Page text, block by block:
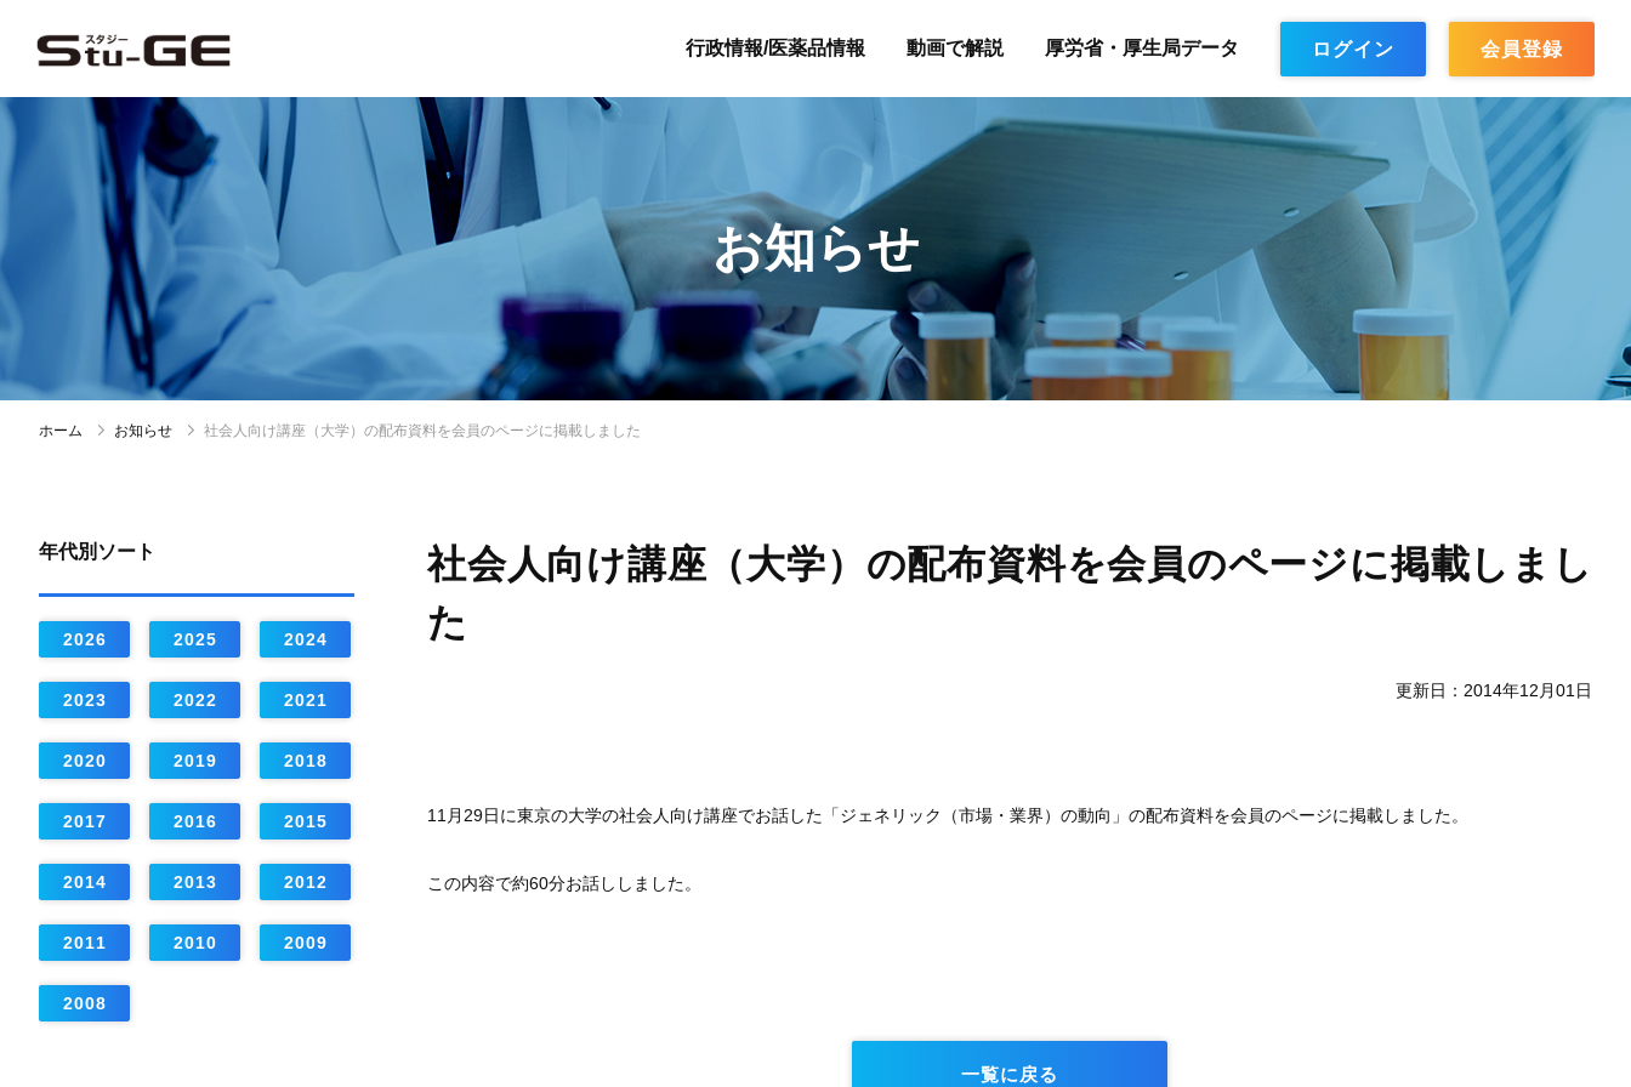
行政情報/医薬品情報 動画で解説 厚労省・厚生局データ ログイン 会員登録
お知らせ
ホーム お知らせ 社会人向け講座（大学）の配布資料を会員のページに掲載しました
社会人向け講座（大学）の配布資料を会員のページに掲載しまし
た
更新日：2014年12月01日
11月29日に東京の大学の社会人向け講座でお話した「ジェネリック（市場・業界）の動向」の配布資料を会員のページに掲載しました。
この内容で約60分お話ししました。
一覧に戻る
年代別ソート
2026 2025 2024
2023 2022 2021
2020 2019 2018
2017 2016 2015
2014 2013 2012
2011 2010 2009
2008